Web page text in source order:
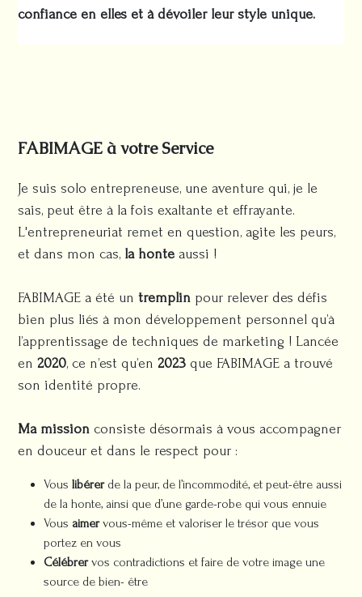
confiance en elles et à dévoiler leur style unique.
FABIMAGE à votre Service
Je suis solo entrepreneuse, une aventure qui, je le
sais, peut être à la fois exaltante et effrayante.
L'entrepreneuriat remet en question, agite les peurs,
et dans mon cas, la honte aussi !
FABIMAGE a été untremplin pour relever des défis
bien plus liés à mon développement personnel qu’à
l’apprentissage de techniques de marketing ! Lancée
en2020, ce n’est qu’en2023 que FABIMAGE a trouvé
son identité propre.
Ma mission consiste désormais à vous accompagner
en douceur et dans le respect pour :
Vouslibérerde la peur, de l’incommodité, et peut-être aussi
de la honte, ainsi que d’une garde-robe qui vous ennuie
Vous aimervous-même et valoriser le trésor que vous
portez en vous
Célébrervos contradictions et faire de votre image une
source de bien- être